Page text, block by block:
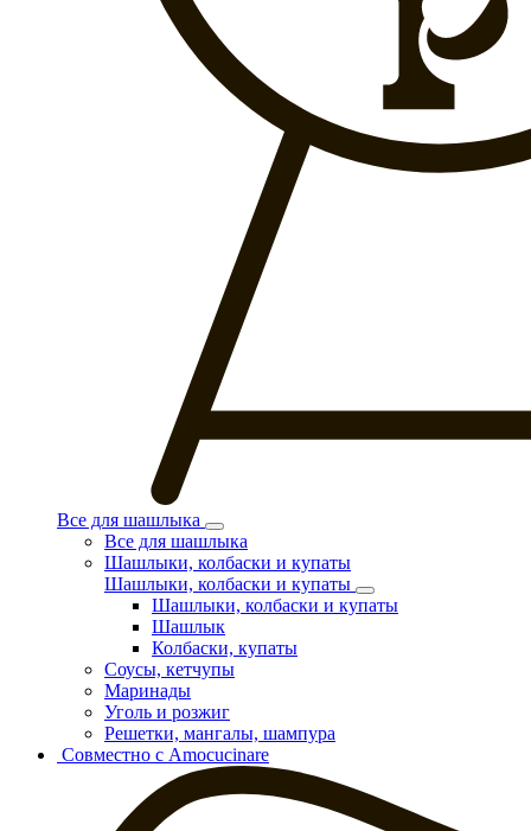
Все для шашлыка
Все для шашлыка
Шашлыки, колбаски и купаты
Шашлыки, колбаски и купаты
Шашлыки, колбаски и купаты
Шашлык
Колбаски, купаты
Соусы, кетчупы
Маринады
Уголь и розжиг
Решетки, мангалы, шампура
Совместно с Amocucinare